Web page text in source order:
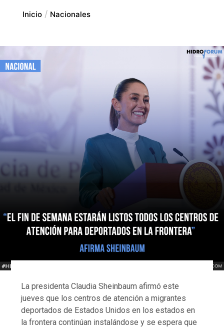
Inicio Nacionales
La presidenta Claudia Sheinbaum afirmó este
jueves que los centros de atención a migrantes
deportados de Estados Unidos en los estados en
la frontera continúan instalándose y se espera que